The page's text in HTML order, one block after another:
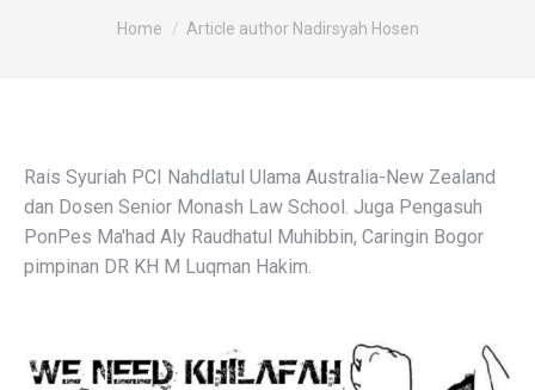
You are here:
Home Article author Nadirsyah Hosen
Rais Syuriah PCI Nahdlatul Ulama Australia-New Zealand
dan Dosen Senior Monash Law School. Juga Pengasuh
PonPes Ma'had Aly Raudhatul Muhibbin, Caringin Bogor
pimpinan DR KH M Luqman Hakim.